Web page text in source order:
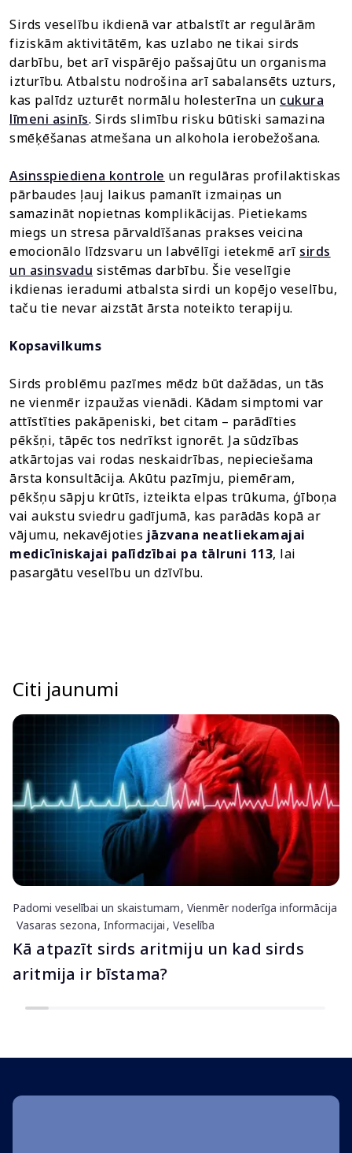
Sirds veselību ikdienā var atbalstīt ar regulārām
fiziskām aktivitātēm, kas uzlabo ne tikai sirds
darbību, bet arī vispārējo pašsajūtu un organisma
izturību. Atbalstu nodrošina arī sabalansēts uzturs,
kas palīdz uzturēt normālu holesterīna un cukura
līmeni asinīs. Sirds slimību risku būtiski samazina
smēķēšanas atmešana un alkohola ierobežošana.
Asinsspiediena kontrole un regulāras profilaktiskas
pārbaudes ļauj laikus pamanīt izmaiņas un
samazināt nopietnas komplikācijas. Pietiekams
miegs un stresa pārvaldīšanas prakses veicina
emocionālo līdzsvaru un labvēlīgi ietekmē arī sirds
un asinsvadu sistēmas darbību. Šie veselīgie
ikdienas ieradumi atbalsta sirdi un kopējo veselību,
taču tie nevar aizstāt ārsta noteikto terapiju.
Kopsavilkums
Sirds problēmu pazīmes mēdz būt dažādas, un tās
ne vienmēr izpaužas vienādi. Kādam simptomi var
attīstīties pakāpeniski, bet citam – parādīties
pēkšņi, tāpēc tos nedrīkst ignorēt. Ja sūdzības
atkārtojas vai rodas neskaidrības, nepieciešama
ārsta konsultācija. Akūtu pazīmju, piemēram,
pēkšņu sāpju krūtīs, izteikta elpas trūkuma, ģīboņa
vai aukstu sviedru gadījumā, kas parādās kopā ar
vājumu, nekavējoties jāzvana neatliekamajai
medicīniskajai palīdzībai pa tālruni 113, lai
pasargātu veselību un dzīvību.
Citi jaunumi
Padomi veselībai un skaistumam Vienmēr noderīga informācija
Vasaras sezona Informacijai Veselība
Kā atpazīt sirds aritmiju un kad sirds
aritmija ir bīstama?